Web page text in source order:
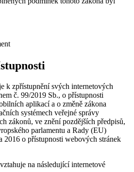
k zpřístupnění svých internetových
č. 99/2019 Sb., o přístupnosti
aplikací a o změně zákona
systémech veřejné správy
zákonů, ve znění pozdějších předpisů,
parlamentu a Rady (EU)
2016 o přístupnosti webových stránek
na následující internetové